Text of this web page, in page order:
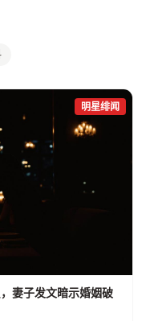
明星绯闻
妻子发文暗示婚姻破